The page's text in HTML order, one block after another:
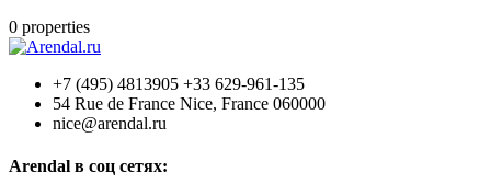
0 properties
+7 (495) 4813905 +33 629-961-135
54 Rue de France Nice, France 060000
nice@arendal.ru
Arendal в соц сетях: